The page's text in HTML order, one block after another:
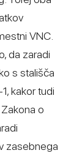
VNC.
da zaradi
s stališča
kakor tudi
o
zasebnega